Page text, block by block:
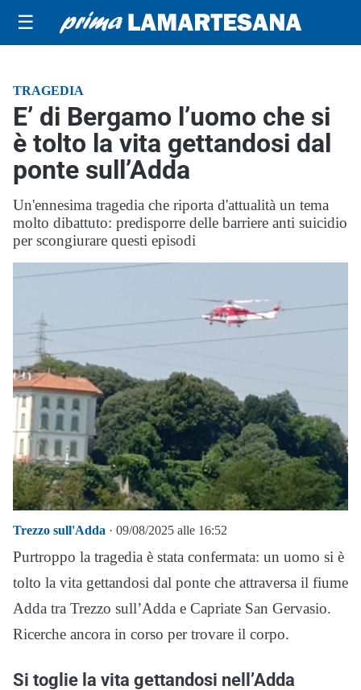
☰
TRAGEDIA
E’ di Bergamo l’uomo che si
è tolto la vita gettandosi dal
ponte sull’Adda
Un'ennesima tragedia che riporta d'attualità un tema
molto dibattuto: predisporre delle barriere anti suicidio
per scongiurare questi episodi
Trezzo sull'Adda · 09/08/2025 alle 16:52
Purtroppo la tragedia è stata confermata: un uomo si è
tolto la vita gettandosi dal ponte che attraversa il fiume
Adda tra Trezzo sull’Adda e Capriate San Gervasio.
Ricerche ancora in corso per trovare il corpo.
Si toglie la vita gettandosi nell’Adda